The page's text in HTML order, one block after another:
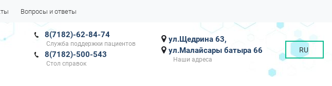
Вопросы и ответы
RU
ул.Щедрина 63,
ул.Малайсары батыра 66
Наши адреса
8(7182)-62-84-74
Служба поддержки пациентов
8(7182)-500-543
Стол справок